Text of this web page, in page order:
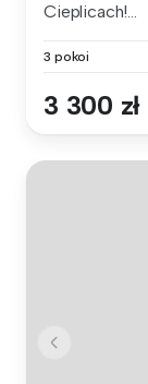
Cieplicach!...
3 pokoi
3 300 zł